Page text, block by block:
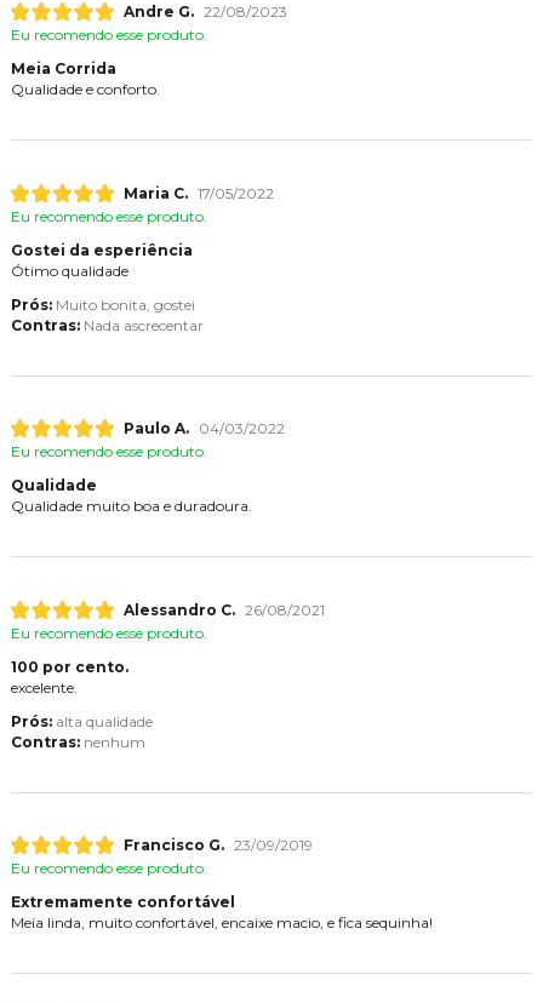
Andre G. 22/08/2023
Eu recomendo esse produto.
Meia Corrida
Qualidade e conforto.
Maria C. 17/05/2022
Eu recomendo esse produto.
Gostei da esperiência
Ótimo qualidade
Prós: Muito bonita, gostei
Contras: Nada ascrecentar
Paulo A.
04/03/2022
Eu recomendo esse produto.
Qualidade
Qualidade muito boa e duradoura.
Alessandro C. 26/08/2021
Eu recomendo esse produto.
100 por cento.
excelente.
Prós: alta qualidade
Contras: nenhum
Francisco G. 23/09/2019
Eu recomendo esse produto.
Extremamente confortável
Meia linda, muito confortável, encaixe macio, e fica sequinha!